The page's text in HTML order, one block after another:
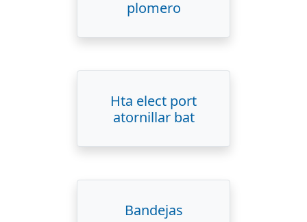
plomero
Hta elect port
atornillar bat
Bandejas